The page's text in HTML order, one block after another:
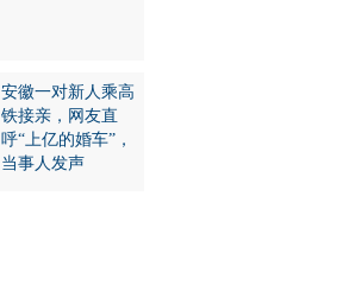
安徽一对新人乘高
铁接亲，网友直
呼“上亿的婚车”，
当事人发声